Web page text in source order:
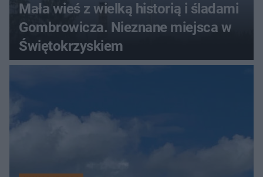
Mała wieś z wielką historią i śladami
Gombrowicza. Nieznane miejsca w
Świętokrzyskiem